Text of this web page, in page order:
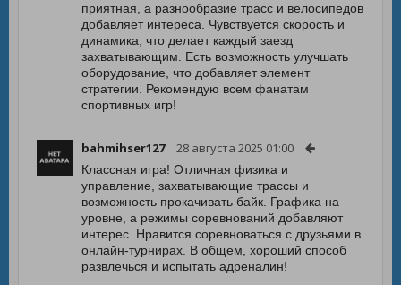
приятная, а разнообразие трасс и велосипедов
добавляет интереса. Чувствуется скорость и
динамика, что делает каждый заезд
захватывающим. Есть возможность улучшать
оборудование, что добавляет элемент
стратегии. Рекомендую всем фанатам
спортивных игр!
bahmihser127 28 августа 2025 01:00
Классная игра! Отличная физика и
управление, захватывающие трассы и
возможность прокачивать байк. Графика на
уровне, а режимы соревнований добавляют
интерес. Нравится соревноваться с друзьями в
онлайн-турнирах. В общем, хороший способ
развлечься и испытать адреналин!